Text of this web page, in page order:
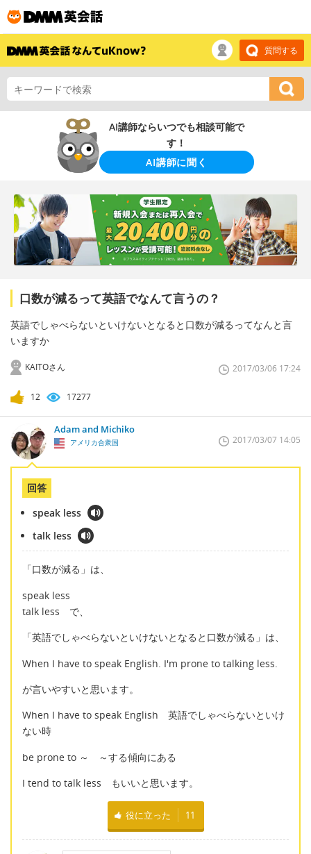
質問する
AI講師ならいつでも相談可能で
す！
AI講師に聞く
口数が減るって英語でなんて言うの？
英語でしゃべらないといけないとなると口数が減るってなんと言
いますか
KAITOさん 2017/03/06 17:24
12 17277
Adam and Michiko
アメリカ合衆国 2017/03/07 14:05
回答
speak less
talk less
「口数が減る」は、
speak less
talk less で、
「英語でしゃべらないといけないとなると口数が減る」は、
When I have to speak English. I'm prone to talking less.
が言いやすいと思います。
When I have to speak English 英語でしゃべらないといけ
ない時
be prone to ～ ～する傾向にある
I tend to talk less もいいと思います。
役に立った 11